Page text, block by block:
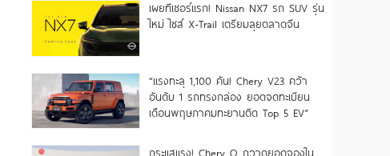
เผยทีเซอร์แรก! Nissan NX7 รถ SUV รุ่น
ใหม่ ไซส์ X-Trail เตรียมลุยตลาดจีน
“แรงทะลุ 1,100 คัน! Chery V23 คว้า
อันดับ 1 รถทรงกล่อง ยอดจดทะเบียน
เดือนพฤษภาคมทะยานติด Top 5 EV”
กระแสแรง! Chery Q กวาดยอดจองใน